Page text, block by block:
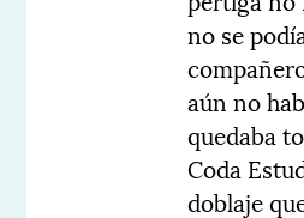
no se
aún no
quedaba
Coda
doblaje